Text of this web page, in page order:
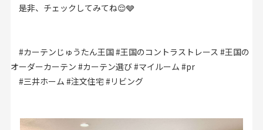
是非、チェックしてみてね😌🩶
#カーテンじゅうたん王国#王国のコントラストレース #王国の
オーダーカーテン #カーテン選び#マイルーム #pr
#三井ホーム #注文住宅#リビング